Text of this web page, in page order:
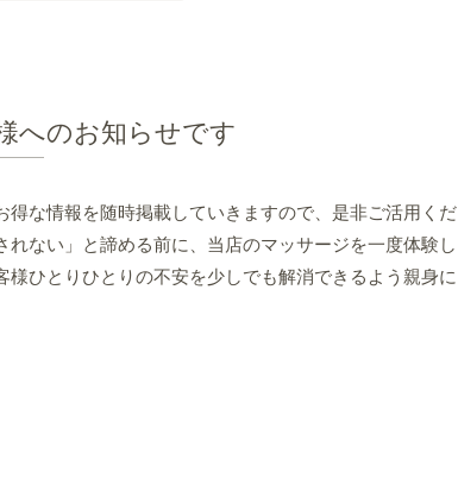
へのお知らせです
な情報を随時掲載していきますので、是非ご活用くだ
ない」と諦める前に、当店のマッサージを一度体験し
ひとりひとりの不安を少しでも解消できるよう親身に